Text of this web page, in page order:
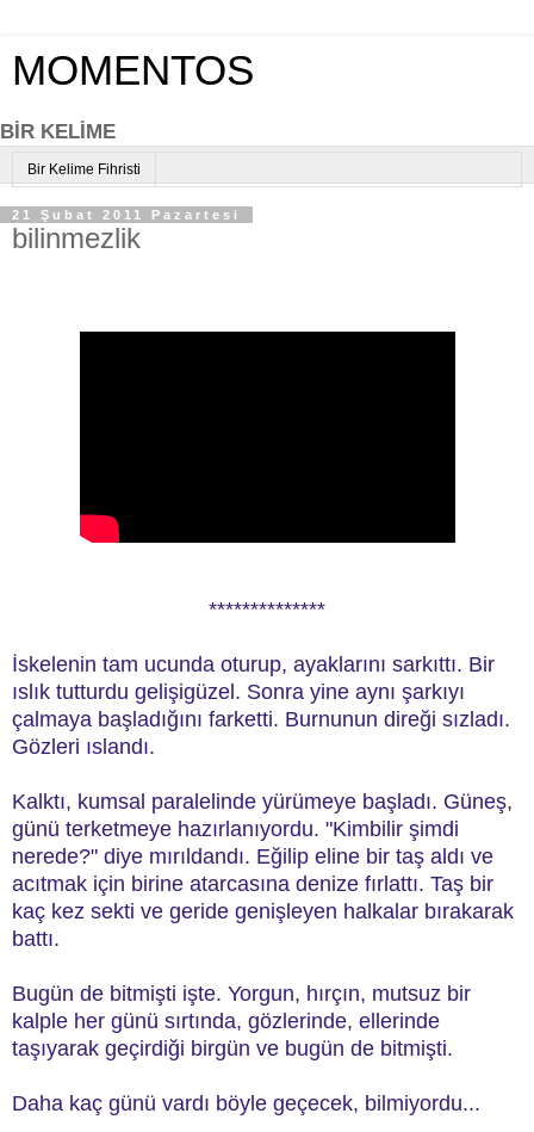
MOMENTOS
BİR KELİME
Bir Kelime Fihristi
21 Şubat 2011 Pazartesi
bilinmezlik
**************
İskelenin tam ucunda oturup, ayaklarını sarkıttı. Bir
ıslık tutturdu gelişigüzel. Sonra yine aynı şarkıyı
çalmaya başladığını farketti. Burnunun direği sızladı.
Gözleri ıslandı.
Kalktı, kumsal paralelinde yürümeye başladı. Güneş,
günü terketmeye hazırlanıyordu. "Kimbilir şimdi
nerede?" diye mırıldandı. Eğilip eline bir taş aldı ve
acıtmak için birine atarcasına denize fırlattı. Taş bir
kaç kez sekti ve geride genişleyen halkalar bırakarak
battı.
Bugün de bitmişti işte. Yorgun, hırçın, mutsuz bir
kalple her günü sırtında, gözlerinde, ellerinde
taşıyarak geçirdiği birgün ve bugün de bitmişti.
Daha kaç günü vardı böyle geçecek, bilmiyordu...